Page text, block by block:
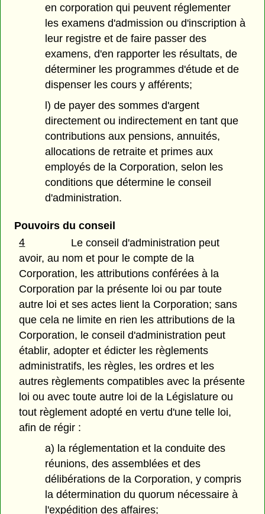
en corporation qui peuvent réglementer
les examens d'admission ou d'inscription à
leur registre et de faire passer des
examens, d'en rapporter les résultats, de
déterminer les programmes d'étude et de
dispenser les cours y afférents;
l) de payer des sommes d'argent
directement ou indirectement en tant que
contributions aux pensions, annuités,
allocations de retraite et primes aux
employés de la Corporation, selon les
conditions que détermine le conseil
d'administration.
Pouvoirs du conseil
4
Le conseil d'administration peut
avoir, au nom et pour le compte de la
Corporation, les attributions conférées à la
Corporation par la présente loi ou par toute
autre loi et ses actes lient la Corporation; sans
que cela ne limite en rien les attributions de la
Corporation, le conseil d'administration peut
établir, adopter et édicter les règlements
administratifs, les règles, les ordres et les
autres règlements compatibles avec la présente
loi ou avec toute autre loi de la Législature ou
tout règlement adopté en vertu d'une telle loi,
afin de régir :
a) la réglementation et la conduite des
réunions, des assemblées et des
délibérations de la Corporation, y compris
la détermination du quorum nécessaire à
l'expédition des affaires;